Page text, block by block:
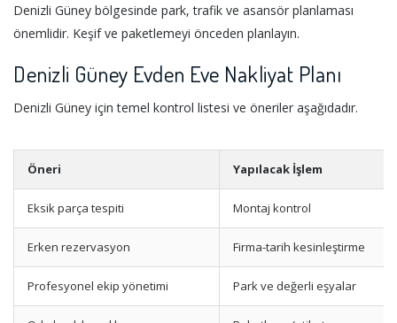
Denizli Güney bölgesinde park, trafik ve asansör planlaması
önemlidir. Keşif ve paketlemeyi önceden planlayın.
Denizli Güney Evden Eve Nakliyat Planı
Denizli Güney için temel kontrol listesi ve öneriler aşağıdadır.
Öneri Yapılacak İşlem
Eksik parça tespiti Montaj kontrol
Erken rezervasyon Firma-tarih kesinleştirme
Profesyonel ekip yönetimi Park ve değerli eşyalar